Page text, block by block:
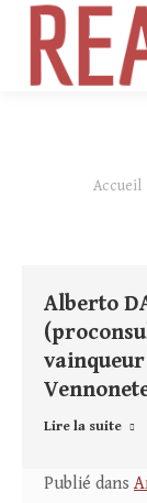
Vous
Accueil
Alberto
Lire la suite
Publié dans